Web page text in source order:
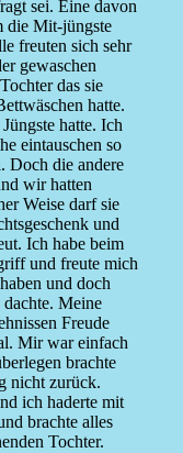
sei. Eine davon
die Mit-jüngste
freuten sich sehr
gewaschen
das sie
hatte.
hatte. Ich
eintauschen so
Doch die andere
wir hatten
Weise darf sie
und
Ich habe beim
und freute mich
und doch
dachte. Meine
Freude
Mir war einfach
brachte
nicht zurück.
ich haderte mit
brachte alles
Tochter.